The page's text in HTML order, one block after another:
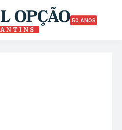
50 ANOS